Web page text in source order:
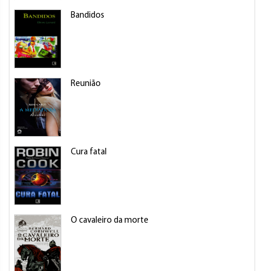
Bandidos
Reunião
Cura fatal
O cavaleiro da morte